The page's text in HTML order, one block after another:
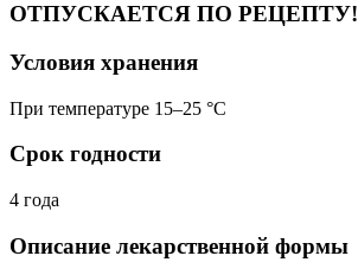
ОТПУСКАЕТСЯ ПО РЕЦЕПТУ!
Условия хранения
При температуре 15–25 °C
Срок годности
4 года
Описание лекарственной формы